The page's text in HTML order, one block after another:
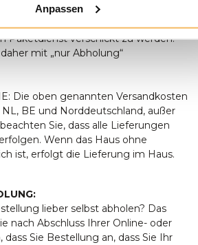
Anpassen
Sendungen zugestellt werden.
sind oder weil sie zu groß
Paketdienst verschickt zu werden.
mit „nur Abholung“
Die oben genannten Versandkosten
BE und Norddeutschland, außer
Sie, dass alle Lieferungen
Wenn das Haus ohne
ist, erfolgt die Lieferung im Haus.
lieber selbst abholen? Das
nach Abschluss Ihrer Online- oder
Sie Bestellung an, dass Sie Ihr